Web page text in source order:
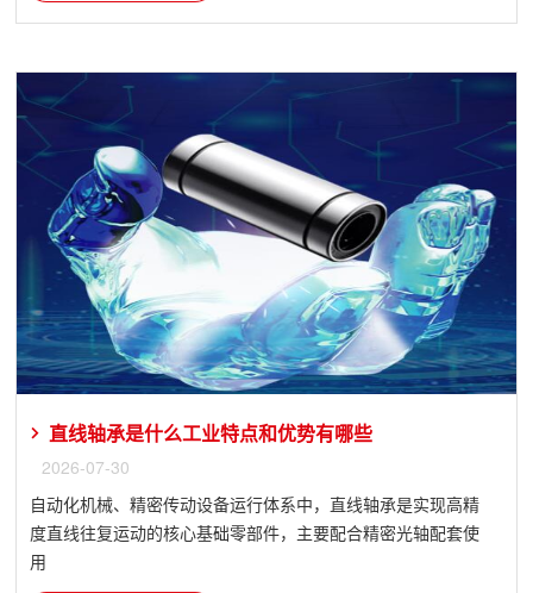
直线轴承是什么工业特点和优势有哪些
2026-07-30
自动化机械、精密传动设备运行体系中，直线轴承是实现高精
度直线往复运动的核心基础零部件，主要配合精密光轴配套使
用